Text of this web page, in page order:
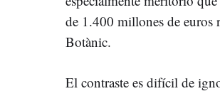
de 1.400 millones de euros
Botànic.
El contraste es difícil de